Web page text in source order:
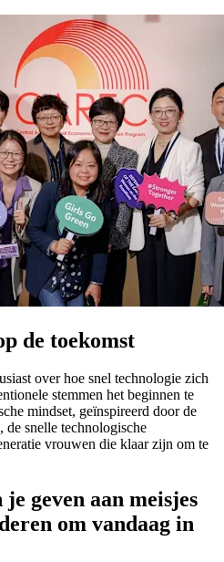
de toekomst
over hoe snel technologie zich
stemmen het beginnen te
mindset, geïnspireerd door de
snelle technologische
vrouwen die klaar zijn om te
geven aan meisjes
om vandaag in